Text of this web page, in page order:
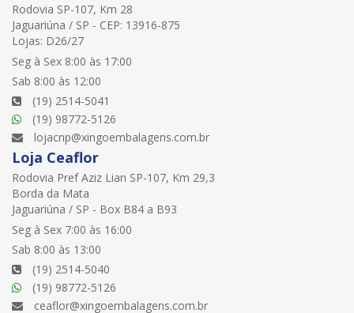
Rodovia SP-107, Km 28
Jaguariúna / SP - CEP: 13916-875
Lojas: D26/27
Seg à Sex 8:00 às 17:00
Sab 8:00 às 12:00
(19) 2514-5041
(19) 98772-5126
lojacnp@xingoembalagens.com.br
Loja Ceaflor
Rodovia Pref Aziz Lian SP-107, Km 29,3
Borda da Mata
Jaguariúna / SP - Box B84 a B93
Seg à Sex 7:00 às 16:00
Sab 8:00 às 13:00
(19) 2514-5040
(19) 98772-5126
ceaflor@xingoembalagens.com.br